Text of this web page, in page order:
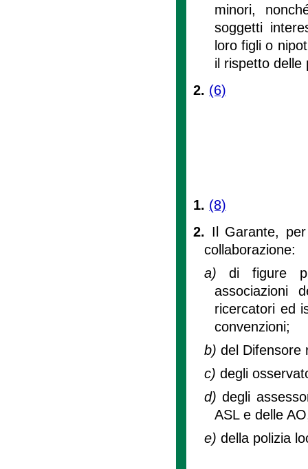
minori,
soggetti
loro figli o
il rispetto delle
2. (6)
1. (8)
2. Il Garante,
collaborazione:
a)di figure
associazioni
ricercatori ed
convenzioni;
b) del Difensore
c) degli
d)degli
ASL e delle
e) della polizia